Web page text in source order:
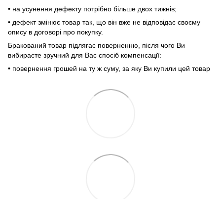
• на усунення дефекту потрібно більше двох тижнів;
• дефект змінює товар так, що він вже не відповідає своєму
опису в договорі про покупку.
Бракований товар підлягає поверненню, після чого Ви
вибираєте зручний для Вас спосіб компенсації:
• повернення грошей на ту ж суму, за яку Ви купили цей товар